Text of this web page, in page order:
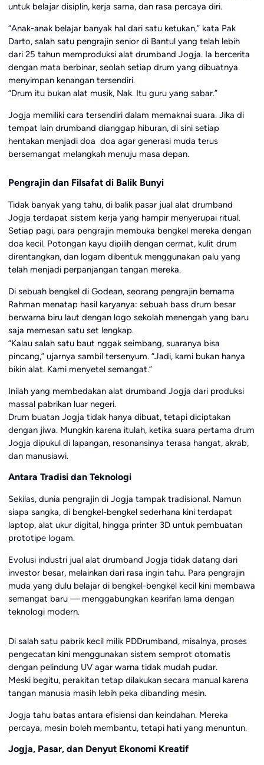
untuk belajar disiplin, kerja sama, dan rasa percaya diri.
“Anak-anak belajar banyak hal dari satu ketukan,” kata Pak
Darto, salah satu pengrajin senior di Bantul yang telah lebih
dari 25 tahun memproduksi alat drumband Jogja. Ia bercerita
dengan mata berbinar, seolah setiap drum yang dibuatnya
menyimpan kenangan tersendiri.
“Drum itu bukan alat musik, Nak. Itu guru yang sabar.”
Jogja memiliki cara tersendiri dalam memaknai suara. Jika di
tempat lain drumband dianggap hiburan, di sini setiap
hentakan menjadi doa doa agar generasi muda terus
bersemangat melangkah menuju masa depan.
Pengrajin dan Filsafat di Balik Bunyi
Tidak banyak yang tahu, di balik pasar jual alat drumband
Jogja terdapat sistem kerja yang hampir menyerupai ritual.
Setiap pagi, para pengrajin membuka bengkel mereka dengan
doa kecil. Potongan kayu dipilih dengan cermat, kulit drum
direntangkan, dan logam dibentuk menggunakan palu yang
telah menjadi perpanjangan tangan mereka.
Di sebuah bengkel di Godean, seorang pengrajin bernama
Rahman menatap hasil karyanya: sebuah bass drum besar
berwarna biru laut dengan logo sekolah menengah yang baru
saja memesan satu set lengkap.
“Kalau salah satu baut nggak seimbang, suaranya bisa
pincang,” ujarnya sambil tersenyum. “Jadi, kami bukan hanya
bikin alat. Kami menyetel semangat.”
Inilah yang membedakan alat drumband Jogja dari produksi
massal pabrikan luar negeri.
Drum buatan Jogja tidak hanya dibuat, tetapi diciptakan
dengan jiwa. Mungkin karena itulah, ketika suara pertama drum
Jogja dipukul di lapangan, resonansinya terasa hangat, akrab,
dan manusiawi.
Antara Tradisi dan Teknologi
Sekilas, dunia pengrajin di Jogja tampak tradisional. Namun
siapa sangka, di bengkel-bengkel sederhana kini terdapat
laptop, alat ukur digital, hingga printer 3D untuk pembuatan
prototipe logam.
Evolusi industri jual alat drumband Jogja tidak datang dari
investor besar, melainkan dari rasa ingin tahu. Para pengrajin
muda yang dulu belajar di bengkel-bengkel kecil kini membawa
semangat baru — menggabungkan kearifan lama dengan
teknologi modern.
Di salah satu pabrik kecil milik PDDrumband, misalnya, proses
pengecatan kini menggunakan sistem semprot otomatis
dengan pelindung UV agar warna tidak mudah pudar.
Meski begitu, perakitan tetap dilakukan secara manual karena
tangan manusia masih lebih peka dibanding mesin.
Jogja tahu batas antara efisiensi dan keindahan. Mereka
percaya, mesin boleh membantu, tetapi hati yang menuntun.
Jogja, Pasar, dan Denyut Ekonomi Kreatif